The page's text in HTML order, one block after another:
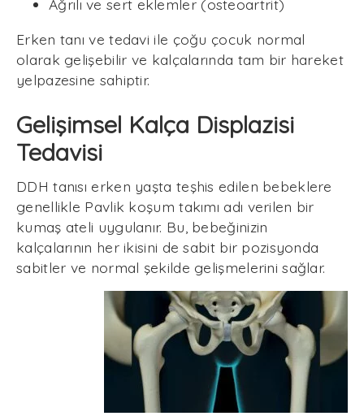
Ağrılı ve sert eklemler (osteoartrit)
Erken tanı ve tedavi ile çoğu çocuk normal
olarak gelişebilir ve kalçalarında tam bir hareket
yelpazesine sahiptir.
Gelişimsel Kalça Displazisi
Tedavisi
DDH tanısı erken yaşta teşhis edilen bebeklere
genellikle Pavlik koşum takımı adı verilen bir
kumaş ateli uygulanır. Bu, bebeğinizin
kalçalarının her ikisini de sabit bir pozisyonda
sabitler ve normal şekilde gelişmelerini sağlar.